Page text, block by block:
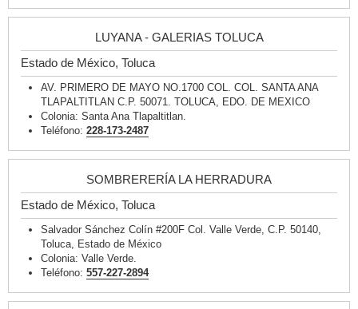
LUYANA - GALERIAS TOLUCA
Estado de México, Toluca
AV. PRIMERO DE MAYO NO.1700 COL. COL. SANTA ANA
TLAPALTITLAN C.P. 50071. TOLUCA, EDO. DE MEXICO
Colonia: Santa Ana Tlapaltitlan.
Teléfono: 228-173-2487
SOMBRERERÍA LA HERRADURA
Estado de México, Toluca
Salvador Sánchez Colín #200F Col. Valle Verde, C.P. 50140,
Toluca, Estado de México
Colonia: Valle Verde.
Teléfono: 557-227-2894